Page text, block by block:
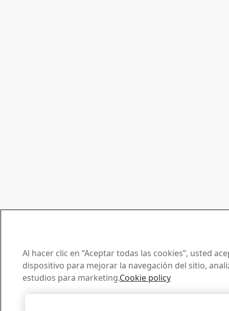
Al hacer clic en “Aceptar todas las cookies”, usted
dispositivo para mejorar la navegación del sitio,
estudios para marketing.Cookie policy